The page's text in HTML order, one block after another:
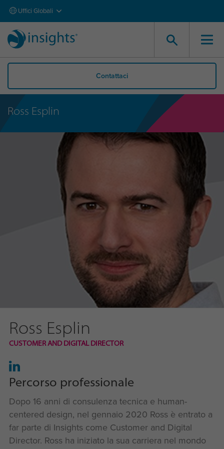
Uffici Globali
Contattaci
Ross Esplin
Ross Esplin
CUSTOMER AND DIGITAL DIRECTOR
Percorso professionale
Dopo 16 anni di consulenza tecnica e human-
centered design, nel gennaio 2020 Ross è entrato a
far parte di Insights come Customer and Digital
Director. Ross ha iniziato la sua carriera nel mondo